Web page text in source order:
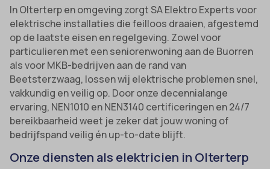
In Olterterp en omgeving zorgt SA Elektro Experts voor
elektrische installaties die feilloos draaien, afgestemd
op de laatste eisen en regelgeving. Zowel voor
particulieren met een seniorenwoning aan de Buorren
als voor MKB-bedrijven aan de rand van
Beetsterzwaag, lossen wij elektrische problemen snel,
vakkundig en veilig op. Door onze decennialange
ervaring, NEN1010 en NEN3140 certificeringen en 24/7
bereikbaarheid weet je zeker dat jouw woning of
bedrijfspand veilig én up-to-date blijft.
Onze diensten als elektricien in Olterterp